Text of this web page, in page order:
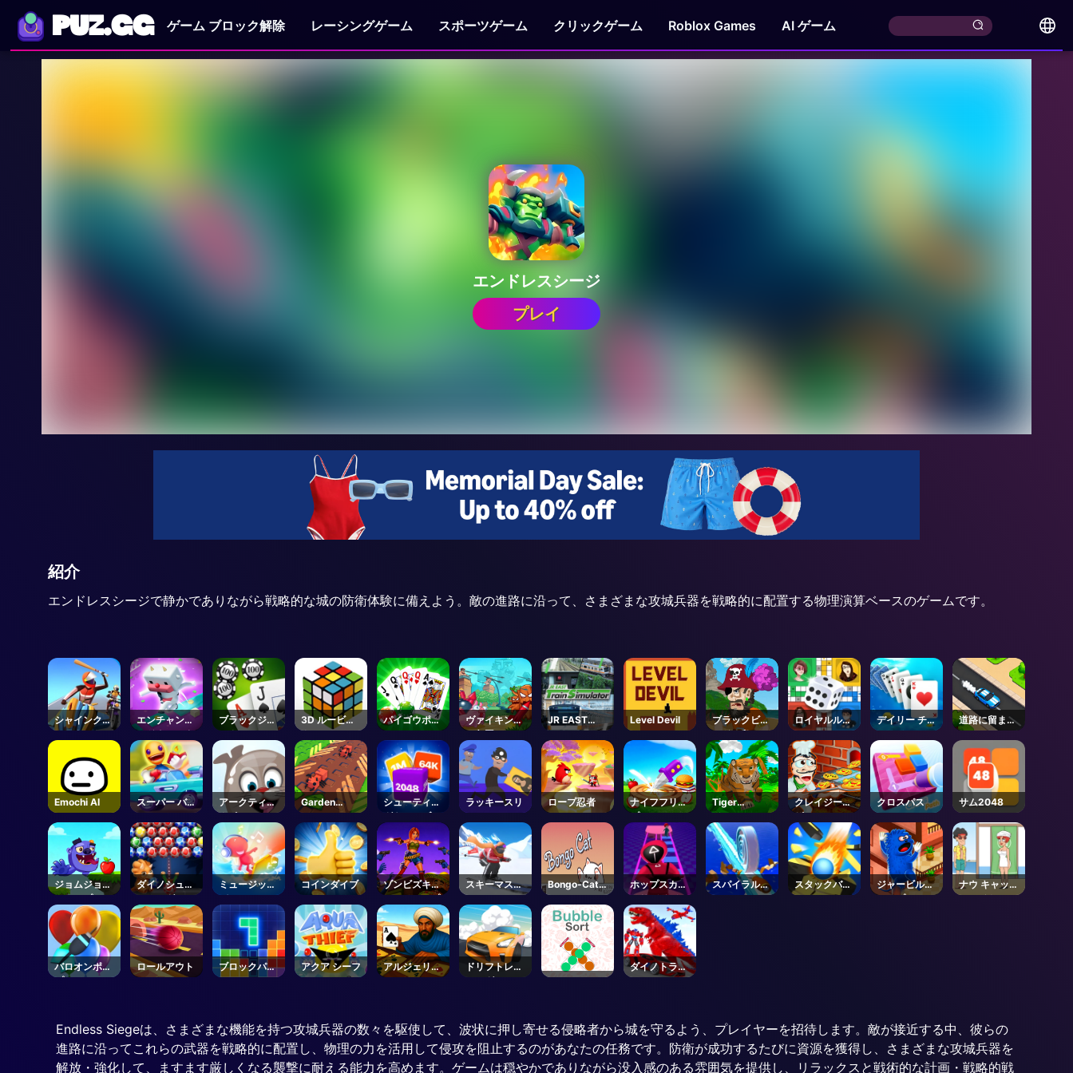
PUZ.GG ゲーム ブロック解除 レーシングゲーム スポーツゲーム クリックゲーム Roblox Games AI ゲーム
エンドレスシージ
プレイ
紹介
エンドレスシージで静かでありながら戦略的な城の防衛体験に備えよう。敵の進路に沿って、さまざまな攻城兵器を戦略的に配置する物理演算ベースのゲームです。
シャインクー
ルスタントモ
エンチャンテ
ッドウォータ
ーズ
ブラックジャ
ック 2
3D ルービッ
ク
パイゴウポー
カー
ヴァイキング
の包囲
JR EAST
Train
Simulator -
Steam
Level Devil
ブラックビア
ードの島
ロイヤルルド
ーデュエル
デイリー チャ
レンジ
道路に留まっ
て
Emochi AI
スーパー バデ
ィ ラン2
アークティッ
クポン
Garden
Tower
Defense 🌻 -
Roblox
シューティン
グキューブ
ラッキースリ ロープ忍者
ナイフフリッ
プ
Tiger
Simulator
3D
クレイジーピ
ザ
クロスパス サム2048
ジョムジョム
ジャンプ
ダイノシュー
ティング
ミュージック
パーティ
コインダイブ
ゾンビズキャ
ン't ジャンプ
2
スキーマスタ
ー3D
Bongo-Cat-
Steam
ホップスカッ
チサバイバル
スパイラルロ
ール
スタックバウ
ンス
ジャービルジ
ャンプ
ナウ キャット
ファイト
バロオンポッ
プス
ロールアウト
ブロックパズ
ル
アクア シーフ
アルジェリア
ンソリティア
ドリフトレー
シング
ダイノトラン
スフォームレ
Endless Siegeは、さまざまな機能を持つ攻城兵器の数々を駆使して、波状に押し寄せる侵略者から城を守るよう、プレイヤーを招待します。敵が接近する中、彼らの
進路に沿ってこれらの武器を戦略的に配置し、物理の力を活用して侵攻を阻止するのがあなたの任務です。防衛が成功するたびに資源を獲得し、さまざまな攻城兵器を
解放・強化して、ますます厳しくなる襲撃に耐える能力を高めます。ゲームは穏やかでありながら没入感のある雰囲気を提供し、リラックスと戦術的な計画・戦略的戦